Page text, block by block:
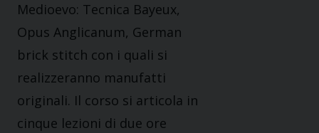
Medioevo: Tecnica Bayeux,
Opus Anglicanum, German
brick stitch con i quali si
realizzeranno manufatti
originali. Il corso si articola in
cinque lezioni di due ore